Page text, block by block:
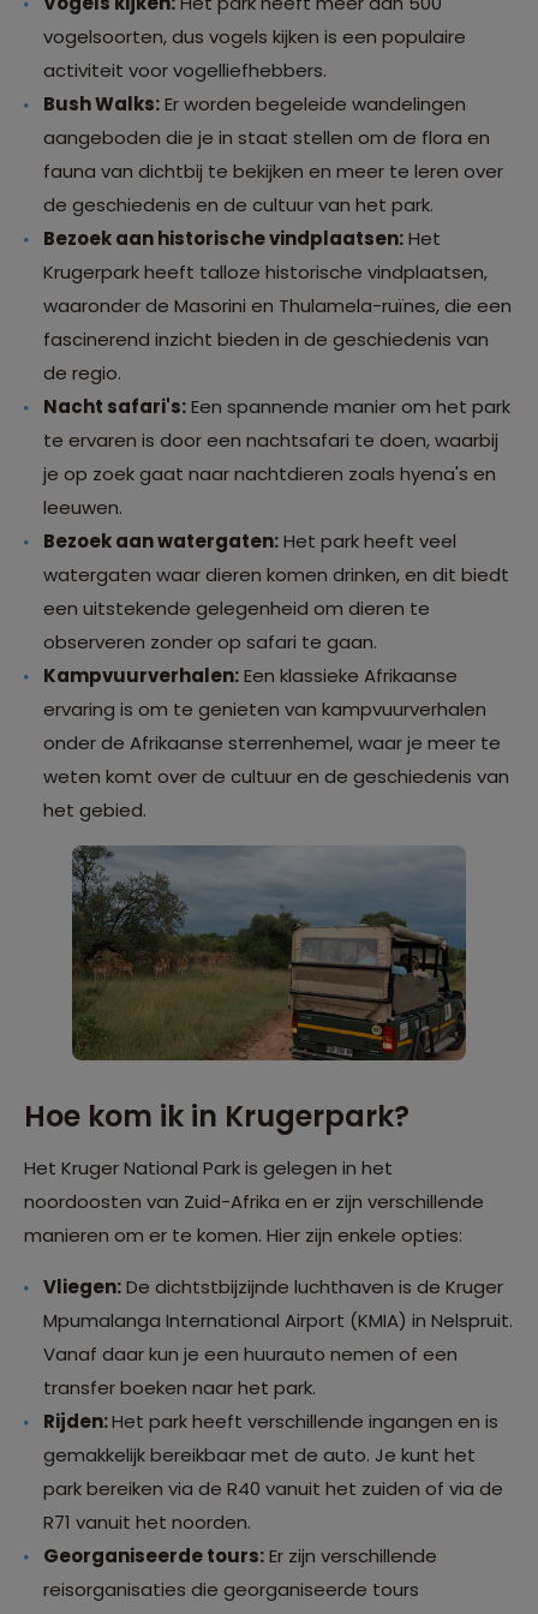
vogelsoorten, dus vogels kijken is een populaire
activiteit voor vogelliefhebbers.
Bush Walks:Er worden begeleide wandelingen
aangeboden die je in staat stellen om de flora en
fauna van dichtbij te bekijken en meer te leren over
de geschiedenis en de cultuur van het park.
Bezoek aan historische vindplaatsen:Het
Krugerpark heeft talloze historische vindplaatsen,
waaronder de Masorini en Thulamela-ruïnes, die een
fascinerend inzicht bieden in de geschiedenis van
de regio.
Nacht safari's:Een spannende manier om het park
te ervaren is door een nachtsafari te doen, waarbij
je op zoek gaat naar nachtdieren zoals hyena's en
leeuwen.
Bezoek aan watergaten:Het park heeft veel
watergaten waar dieren komen drinken, en dit biedt
een uitstekende gelegenheid om dieren te
observeren zonder op safari te gaan.
Kampvuurverhalen:Een klassieke Afrikaanse
ervaring is om te genieten van kampvuurverhalen
onder de Afrikaanse sterrenhemel, waar je meer te
weten komt over de cultuur en de geschiedenis van
het gebied.
Hoe kom ik in Krugerpark?
Het Kruger National Park is gelegen in het
noordoosten van Zuid-Afrika en er zijn verschillende
manieren om er te komen. Hier zijn enkele opties:
Vliegen:De dichtstbijzijnde luchthaven is de Kruger
Mpumalanga International Airport (KMIA) in Nelspruit.
Vanaf daar kun je een huurauto nemen of een
transfer boeken naar het park.
Rijden:Het park heeft verschillende ingangen en is
gemakkelijk bereikbaar met de auto. Je kunt het
park bereiken via de R40 vanuit het zuiden of via de
R71 vanuit het noorden.
Georganiseerde tours:Er zijn verschillende
reisorganisaties die georganiseerde tours